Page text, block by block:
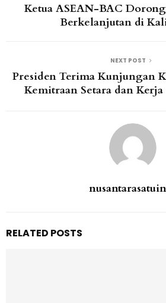
Ketua ASEAN-BAC
Berkelanjutan di
NEXT POST
Presiden Terima Kunjungan
Kemitraan Setara dan
RELATED POSTS